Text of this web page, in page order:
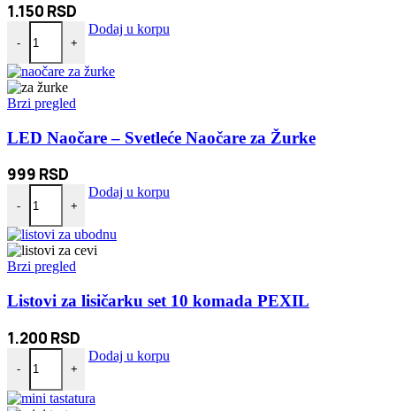
1.150 RSD
-
Lazy Sofa na naduvavanje - LAZY BAG količina
+
Dodaj u korpu
Brzi pregled
LED Naočare – Svetleće Naočare za Žurke
999 RSD
-
LED Naočare - Svetleće Naočare za Žurke količina
+
Dodaj u korpu
Brzi pregled
Listovi za lisičarku set 10 komada PEXIL
1.200 RSD
-
Listovi za lisičarku set 10 komada PEXIL količina
+
Dodaj u korpu